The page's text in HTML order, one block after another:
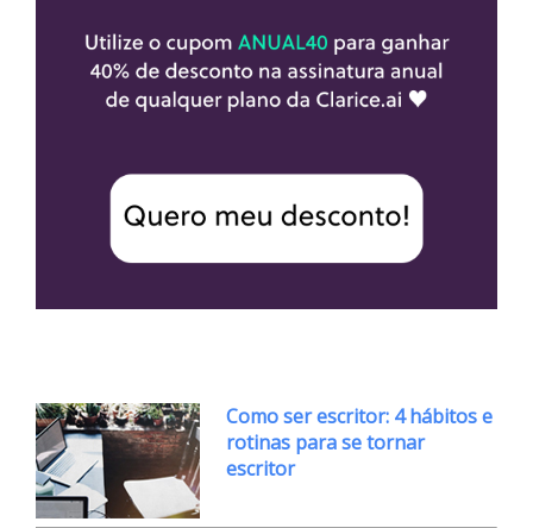
Como ser escritor: 4 hábitos e
rotinas para se tornar
escritor